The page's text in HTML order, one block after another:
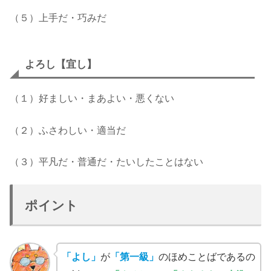
（５）上手だ・巧みだ
よろし【宜し】
（１）好ましい・まあよい・悪くない
（２）ふさわしい・適当だ
（３）平凡だ・普通だ・たいしたことはない
ポイント
「よし」 が「第一級」 のほめことばであるの